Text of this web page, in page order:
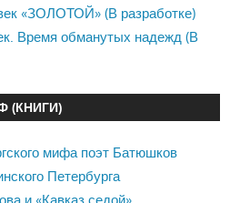
«ЗОЛОТОЙ» (В разработке)
Время обманутых надежд (В
(КНИГИ)
мифа поэт Батюшков
Петербурга